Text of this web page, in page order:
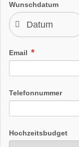
Wunschdatum
Email
Telefonnummer
Hochzeitsbudget